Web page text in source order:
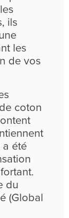
ils
les
de vos
coton
a été
du
(Global